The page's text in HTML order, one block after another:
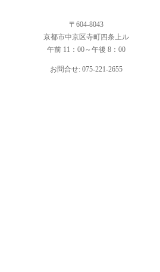
〒604-8043
京都市中京区寺町四条上ル
午前 11：00～午後 8：00
お問合せ: 075-221-2655